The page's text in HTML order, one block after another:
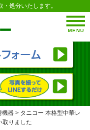
MENU
処分いたします。
機器 > タニコー 本格型中華レ
取りました